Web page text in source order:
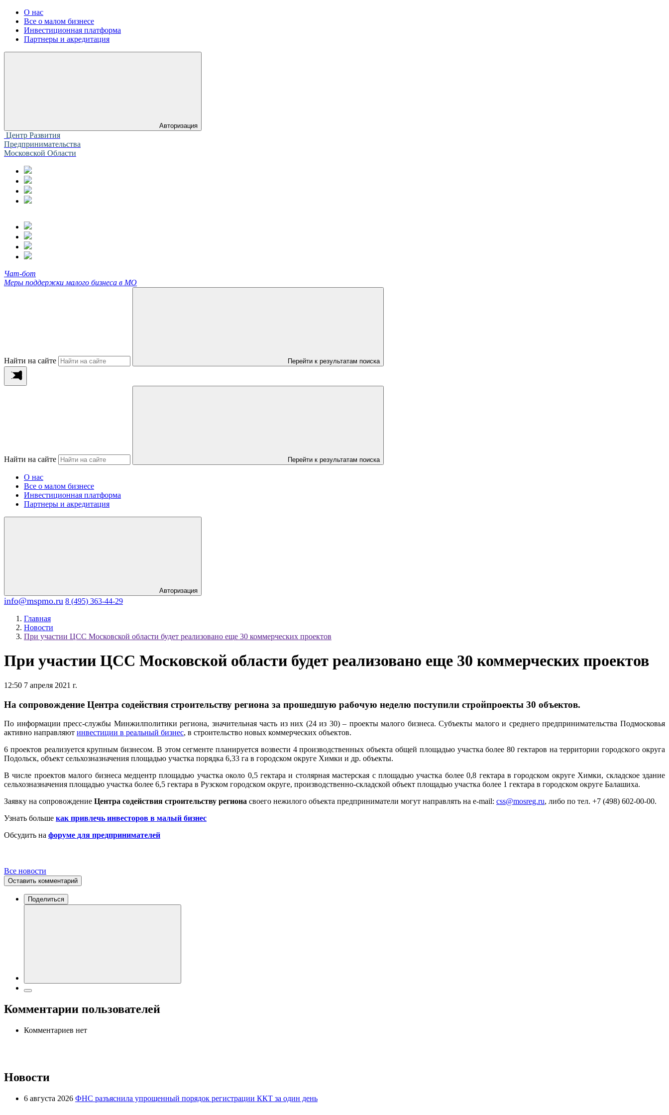
О нас
Все о малом бизнесе
Инвестиционная платформа
Партнеры и акредитация
Авторизация
Центр Развития
Предпринимательства
Московской Области
Чат-бот
Меры поддержки малого бизнеса в МО
Найти на сайте Перейти к результатам поиска
Найти на сайте Перейти к результатам поиска
О нас
Все о малом бизнесе
Инвестиционная платформа
Партнеры и акредитация
Авторизация
info@mspmo.ru 8 (495) 363-44-29
Главная
Новости
При участии ЦСС Московской области будет реализовано еще 30 коммерческих проектов
При участии ЦСС Московской области будет реализовано еще 30 коммерческих проектов
12:50 7 апреля 2021 г.
На сопровождение Центра содействия строительству региона за прошедшую рабочую неделю поступили стройпроекты 30 объектов.
По информации пресс-службы Минжилполитики региона, значительная часть из них (24 из 30) – проекты малого бизнеса. Субъекты малого и среднего предпринимательства Подмосковья
активно направляют инвестиции в реальный бизнес, в строительство новых коммерческих объектов.
6 проектов реализуется крупным бизнесом. В этом сегменте планируется возвести 4 производственных объекта общей площадью участка более 80 гектаров на территории городского округа
Подольск, объект сельхозназначения площадью участка порядка 6,33 га в городском округе Химки и др. объекты.
В числе проектов малого бизнеса медцентр площадью участка около 0,5 гектара и столярная мастерская с площадью участка более 0,8 гектара в городском округе Химки, складское здание
сельхозназначения площадью участка более 6,5 гектара в Рузском городском округе, производственно-складской объект площадью участка более 1 гектара в городском округе Балашиха.
Заявку на сопровождение Центра содействия строительству региона своего нежилого объекта предприниматели могут направлять на e-mail: css@mosreg.ru, либо по тел. +7 (498) 602-00-00.
Узнать больше как привлечь инвесторов в малый бизнес
Обсудить на форуме для предпринимателей
Все новости
Оставить комментарий
Поделиться
Комментарии пользователей
Комментариев нет
Новости
6 августа 2026 ФНС разъяснила упрощенный порядок регистрации ККТ за один день